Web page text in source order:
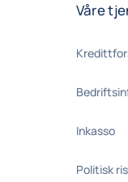
Våre
Inkasso
Politisk